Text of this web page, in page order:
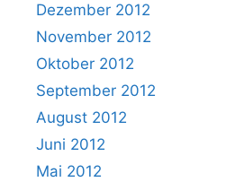
Dezember 2012
November 2012
Oktober 2012
September 2012
August 2012
Juni 2012
Mai 2012